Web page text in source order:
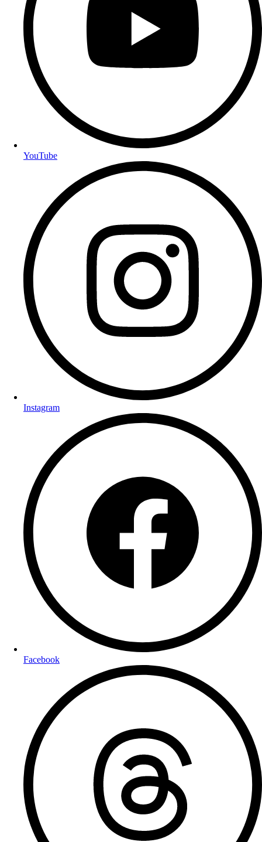
YouTube
Instagram
Facebook